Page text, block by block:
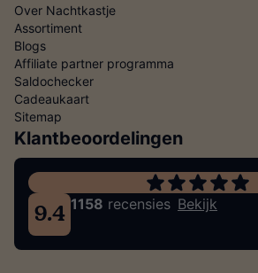
Over Nachtkastje
Assortiment
Blogs
Affiliate partner programma
Saldochecker
Cadeaukaart
Sitemap
Klantbeoordelingen
9.4 1158 recensies Bekijk